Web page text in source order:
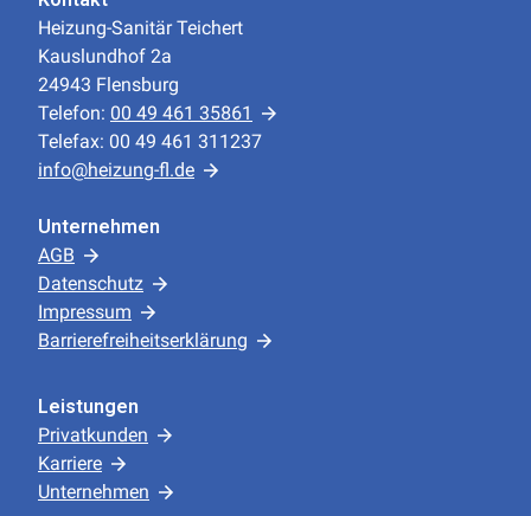
Heizung-Sanitär Teichert
Kauslundhof 2a
24943 Flensburg
Telefon: 00 49 461 35861
Telefax: 00 49 461 311237
info@heizung-fl.de
Unternehmen
AGB
Datenschutz
Impressum
Barrierefreiheitserklärung
Leistungen
Privatkunden
Karriere
Unternehmen